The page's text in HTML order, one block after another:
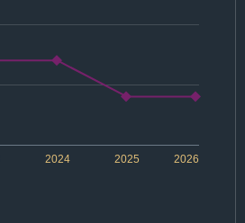
2024 2026
2025